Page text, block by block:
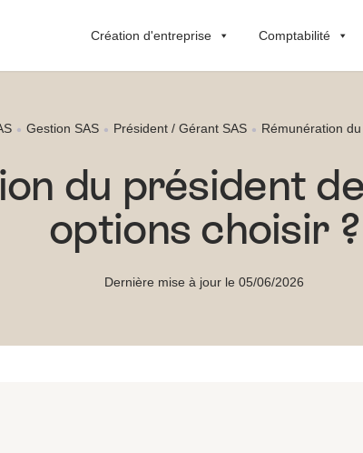
Création d'entreprise Comptabilité
Gestion SAS Président / Gérant SAS Rémunération
du président
options choisir ?
Dernière mise à jour le 05/06/2026